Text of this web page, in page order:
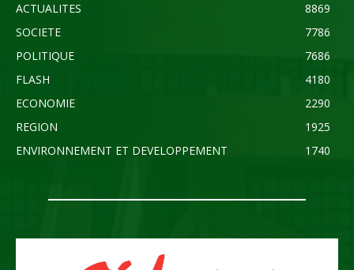
ACTUALITES
8869
SOCIETE
7786
POLITIQUE
7686
FLASH
4180
ECONOMIE
2290
REGION
1925
ENVIRONNEMENT ET DEVELOPPEMENT
1740